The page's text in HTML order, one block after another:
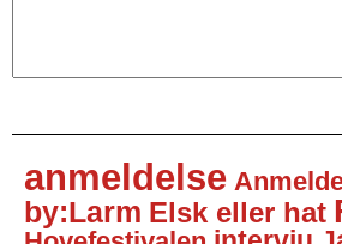
anmeldelse
by:Larm Elsk eller hat